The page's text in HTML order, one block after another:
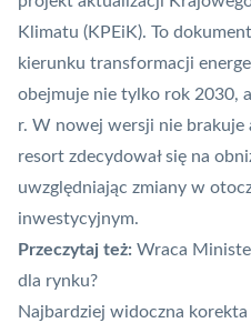
Klimatu (KPEiK). To
kierunku transformacji
obejmuje nie tylko rok 2030,
r. W nowej wersji nie brakuje
resort zdecydował się na
uwzględniając zmiany w
inwestycyjnym.
Przeczytaj też: Wraca
dla rynku?
Najbardziej widoczna